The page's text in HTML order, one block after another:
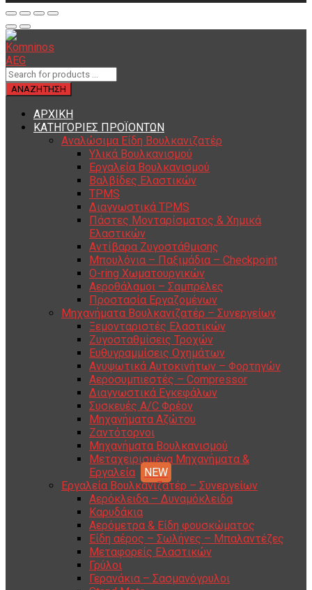
ΑΡΧΙΚΗ
ΚΑΤΗΓΟΡΙΕΣ ΠΡΟΪΟΝΤΩΝ
Αναλώσιμα Είδη Βουλκανιζατέρ
Υλικά Βουλκανισμού
Εργαλεία Βουλκανισμού
Βαλβίδες Ελαστικών
TPMS
Διαγνωστικά TPMS
Πάστες Μονταρίσματος & Χημικά
Ελαστικών
Αντίβαρα Ζυγοστάθμισης
Μπουλόνια – Παξιμάδια – Checkpoint
O-ring Χωματουργικών
Αεροθάλαμοι – Σαμπρέλες
Προστασία Εργαζομένων
Μηχανήματα Βουλκανιζατέρ – Συνεργείων
Ξεμονταριστές Ελαστικών
Ζυγοσταθμίσεις Τροχών
Ευθυγραμμίσεις Οχημάτων
Ανυψωτικά Αυτοκινήτων – Φορτηγών
Αεροσυμπιεστές – Compressor
Διαγνωστικά Εγκεφάλων
Συσκευές A/C Φρέον
Μηχανήματα Αζώτου
Ζαντότορνοι
Μηχανήματα Βουλκανισμού
Μεταχειρισμένα Μηχανήματα &
Εργαλεία
Εργαλεία Βουλκανιζατέρ – Συνεργείων
Αερόκλειδα – Δυναμόκλειδα
Καρυδάκια
Αερόμετρα & Είδη φουσκώματος
Είδη αέρος – Σωλήνες – Μπαλαντέζες
Μεταφορείς Ελαστικών
Γρύλοι
Γερανάκια – Σασμανόγρυλοι